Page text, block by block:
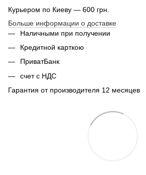
Курьером по Киеву — 600 грн.
Больше информации о доставке
Наличными при получении
Кредитной карткою
ПриватБанк
счет с НДС
Гарантия от производителя 12 месяцев